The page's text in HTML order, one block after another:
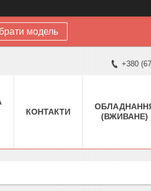
модель
+380
КОНТАКТИ
(ВЖИВАНЕ)